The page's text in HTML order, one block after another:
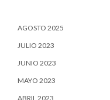
AGOSTO 2025
JULIO 2023
JUNIO 2023
MAYO 2023
ABRIL 2023